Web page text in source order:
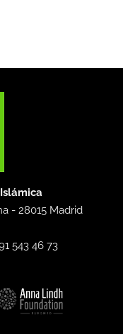
-28015 Madrid
543 46 73